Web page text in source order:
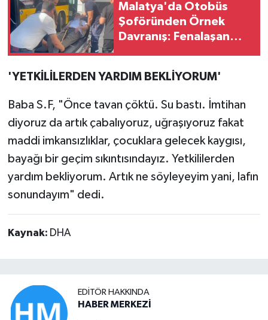
Malatya'da Otobüs
Şoföründen Örnek
Davranış: Fenalaşan
'YETKİLİLERDEN YARDIM BEKLİYORUM'
Baba S.F, "Önce tavan çöktü. Su bastı. İmtihan
diyoruz da artık çabalıyoruz, uğraşıyoruz fakat
maddi imkansızlıklar, çocuklara gelecek kaygısı,
bayağı bir geçim sıkıntısındayız. Yetkililerden
yardım bekliyorum. Artık ne söyleyeyim yani, lafın
sonundayım" dedi.
Kaynak: DHA
EDITÖR HAKKINDA
HABER MERKEZİ